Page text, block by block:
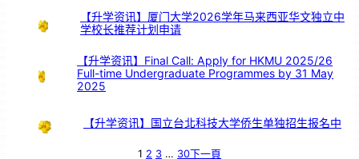
【升学资讯】厦门大学2026学年马来西亚华文独立中
学校长推荐计划申请
【升学资讯】Final Call: Apply for HKMU 2025/26
Full-time Undergraduate Programmes by 31 May
2025
【升学资讯】国立台北科技大学侨生单独招生报名中
1 2 3 … 30下一頁